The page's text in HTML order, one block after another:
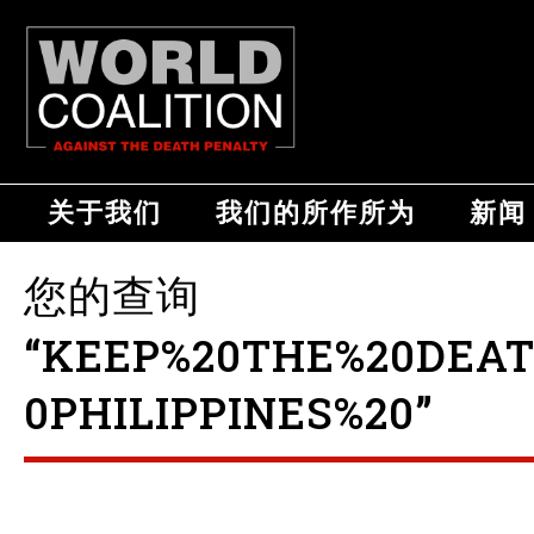
关于我们 我们的所作所为 新闻
您的查询
0PHILIPPINES%20”